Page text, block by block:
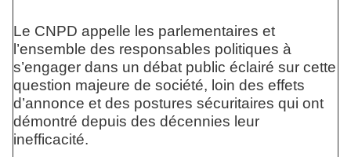
Le CNPD appelle les parlementaires et
l’ensemble des responsables politiques à
s’engager dans un débat public éclairé sur cette
question majeure de société, loin des effets
d’annonce et des postures sécuritaires qui ont
démontré depuis des décennies leur
inefficacité.